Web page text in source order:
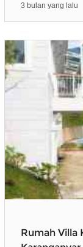
3 bulan yang lalu
Rumah Villa